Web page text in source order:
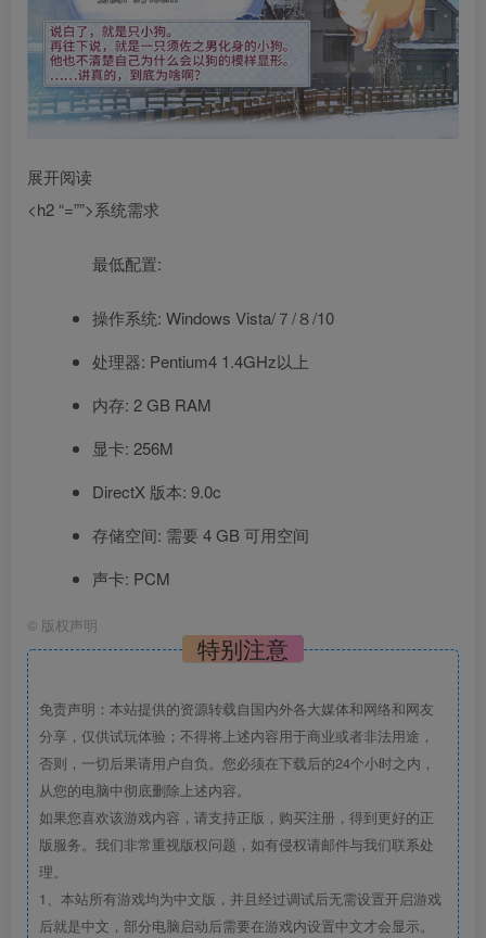
展开阅读
<h2 “=””>系统需求
最低配置:
操作系统: Windows Vista/７/８/10
处理器: Pentium4 1.4GHz以上
内存: 2 GB RAM
显卡: 256M
DirectX 版本: 9.0c
存储空间: 需要 4 GB 可用空间
声卡: PCM
© 版权声明
特别注意
免责声明：本站提供的资源转载自国内外各大媒体和网络和网友
分享，仅供试玩体验；不得将上述内容用于商业或者非法用途，
否则，一切后果请用户自负。您必须在下载后的24个小时之内，
从您的电脑中彻底删除上述内容。
如果您喜欢该游戏内容，请支持正版，购买注册，得到更好的正
版服务。我们非常重视版权问题，如有侵权请邮件与我们联系处
理。
1、本站所有游戏均为中文版，并且经过调试后无需设置开启游戏
后就是中文，部分电脑启动后需要在游戏内设置中文才会显示。